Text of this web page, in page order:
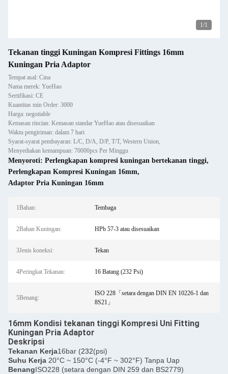
1/1
Tekanan tinggi Kuningan Kompresi Fittings 16mm
Kuningan Pria Adaptor
Tempat asal: Cina
Nama merek: YueHao
Sertifikasi: CE
Kuantitas min Order: 3000
Harga: negotiable
Kemasan rincian: Kemasan standar YueHao atau disesuaikan
Waktu pengiriman: dalam 7 hari
Syarat-syarat pembayaran: L/C, D/A, D/P, T/T, Western Union,
Menyediakan kemampuan: 70000pcs Per Minggu
Menyoroti: Perlengkapan kompresi kuningan bertekanan tinggi,
Perlengkapan Kompresi Kuningan 16mm,
Adaptor Pria Kuningan 16mm
1Bahan: Tembaga
2Bahan Kuningan: HPb 57-3 atau disesuaikan
3Jenis koneksi: Tekan
4Peringkat Tekanan: 16 Batang (232 Psi)
5Benang:
ISO 228「setara dengan DIN EN 10226-1 dan
8S21」
16mm Kondisi tekanan tinggi Kompresi Uni Fitting
Kuningan Pria Adaptor
Deskripsi
Tekanan Kerja16bar (232(psi)
Suhu Kerja 20°C ~ 150°C (-4°F ~ 302°F) Tanpa Uap
BenangISO228 (setara dengan DIN 259 dan BS2779)